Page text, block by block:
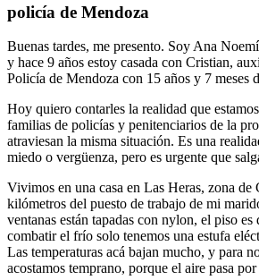
policía de Mendoza
Buenas tardes, me presento. Soy Ana
y hace 9 años estoy casada con Cristian,
Policía de Mendoza con 15 años y 7 meses
Hoy quiero contarles la realidad que
familias de policías y penitenciarios de la
atraviesan la misma situación. Es una
miedo o vergüenza, pero es urgente que
Vivimos en una casa en Las Heras, zona de
kilómetros del puesto de trabajo de mi
ventanas están tapadas con nylon, el piso es
combatir el frío solo tenemos una estufa
Las temperaturas acá bajan mucho, y para
acostamos temprano, porque el aire pasa